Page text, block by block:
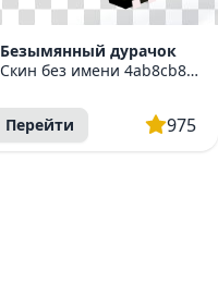
Безымянный дурачок
Скин без имени 4ab8cb82577d3d3d
Перейти 975